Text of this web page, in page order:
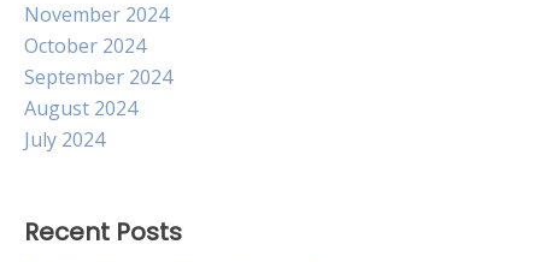
November 2024
October 2024
September 2024
August 2024
July 2024
Recent Posts